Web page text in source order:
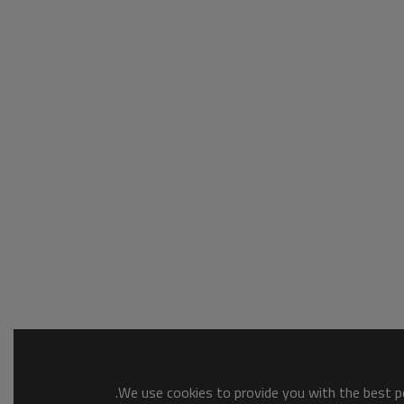
We use cookies to provide you with the best